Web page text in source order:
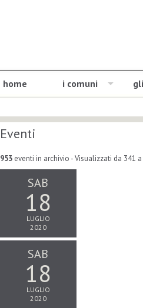
home i comuni
Eventi
953 eventi in archivio - Visualizzati da 341
SAB
18
LUGLIO
2020
SAB
18
LUGLIO
2020